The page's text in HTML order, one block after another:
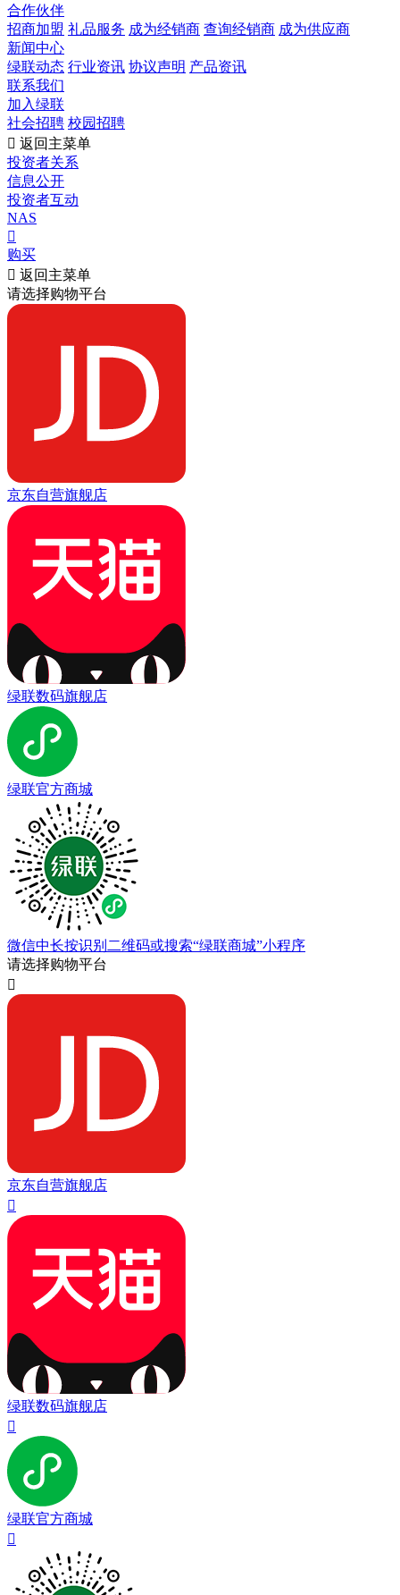
合作伙伴
招商加盟 礼品服务 成为经销商 查询经销商 成为供应商
新闻中心
绿联动态 行业资讯 协议声明 产品资讯
联系我们
加入绿联
社会招聘 校园招聘
 返回主菜单
投资者关系
信息公开
投资者互动
NAS

购买
 返回主菜单
请选择购物平台
京东自营旗舰店
绿联数码旗舰店
绿联官方商城
微信中长按识别二维码或搜索“绿联商城”小程序
请选择购物平台

京东自营旗舰店

绿联数码旗舰店

绿联官方商城
